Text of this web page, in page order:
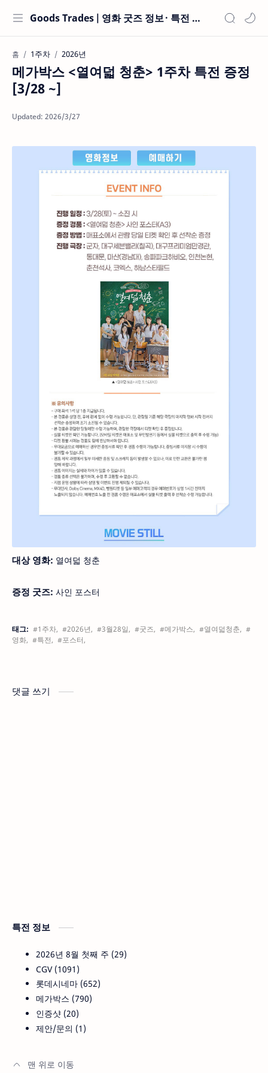
Goods Trades | 영화 굿즈 정보 · 특전 현황
홈 1주차 2026년
메가박스 <열여덟 청춘> 1주차 특전 증정
[3/28 ~]
대상 영화: 열여덟 청춘
증정 굿즈: 사인 포스터
태그: #1주차, #2026년, #3월28일, #굿즈, #메가박스, #열여덟청춘, #
영화, #특전, #포스터,
댓글 쓰기
특전 정보
2026년 8월 첫째 주 29
CGV 1091
롯데시네마 652
메가박스 790
인증샷 20
제안/문의
1